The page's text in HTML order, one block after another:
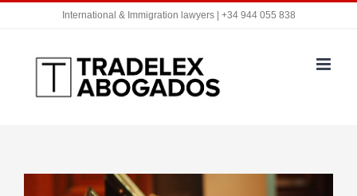
contenido
International & Immigration lawyers | +34 944 055 838